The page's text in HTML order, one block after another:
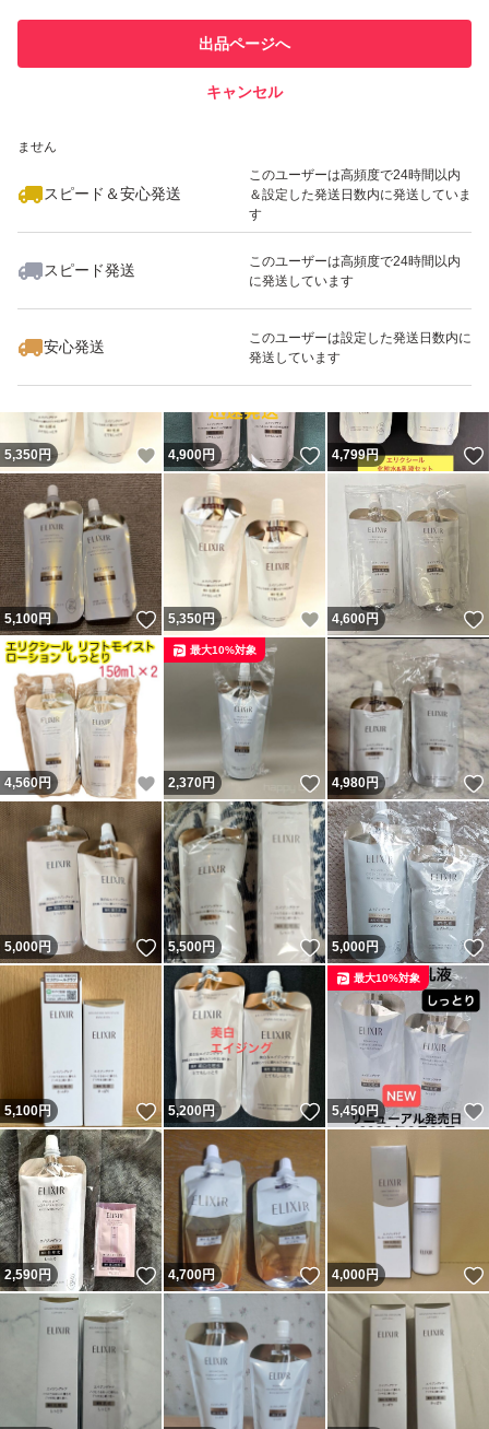
での取引実績があります
ません
スピード＆安心発送
このユーザーは高頻度で24時間以内
＆設定した発送日数内に発送していま
す
スピード発送
このユーザーは高頻度で24時間以内
に発送しています
安心発送
このユーザーは設定した発送日数内に
発送しています
出品ページへ
キャンセル
いいね！
4,700
5,350円 いいね！
4,900円 いいね！
4,799円
5,100円 いいね！
5,350円 いいね！
4,600円
4,560円 いいね！
2,370円 いいね！
最大10%対象
4,980円
5,000円 いいね！
5,500円 いいね！
5,000円
5,100円 いいね！
5,200円 いいね！
5,450円
最大10%対象
2,590円 いいね！
4,700円 いいね！
4,000円